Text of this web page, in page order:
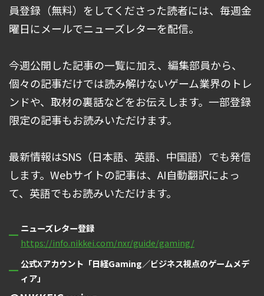
員登録（無料）をしてくださった読者には、毎週金
曜日にメールでニューズレターを配信。
今週公開した記事の一覧に加え、編集部員から、
個々の記事だけでは読み解けないゲーム業界のトレ
ンドや、取材の裏話などをお伝えします。一部登録
限定の記事もお読みいただけます。
最新情報はSNS（日本語、英語、中国語）でも発信
します。Webサイトの記事は、AI自動翻訳によっ
て、英語でもお読みいただけます。
ニューズレター登録
https://info.nikkei.com/nxr/guide/gaming/
公式Xアカウント「日経Gaming／ビジネス視点のゲームメデ
ィア」